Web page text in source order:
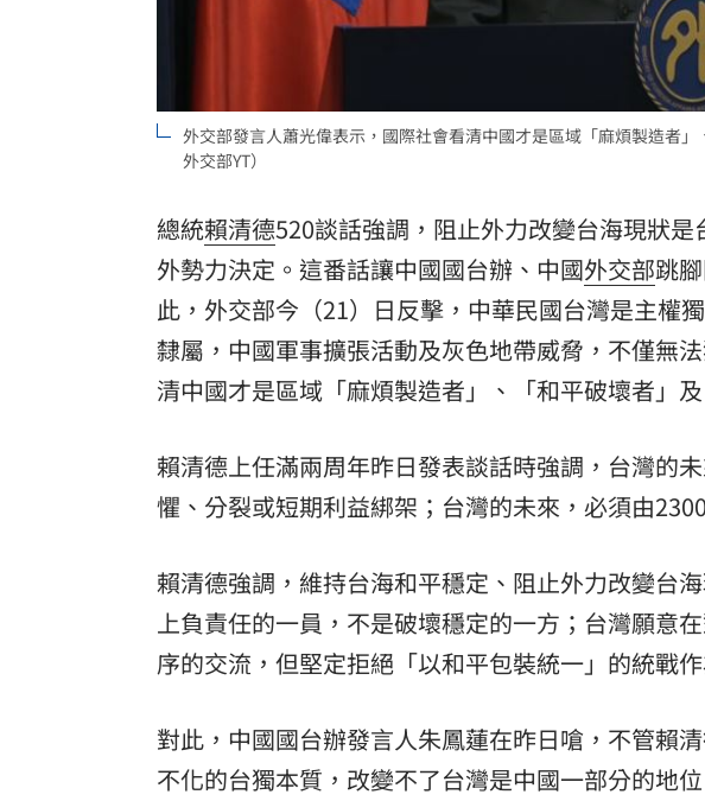
8國球員齊聚高雄 Formosa 7s掀足球熱潮
理想混蛋號召粉絲跨海追星吃美食！
外交部發言人蕭光偉表示，國際社會看清中國才是區域「麻煩製造者
外交部YT）
總統賴清德520談話強調，阻止外力改變台海現狀
外勢力決定。這番話讓中國國台辦、中國外交部跳
此，外交部今（21）日反擊，中華民國台灣是主權
隸屬，中國軍事擴張活動及灰色地帶威脅，不僅無
清中國才是區域「麻煩製造者」、「和平破壞者」
賴清德上任滿兩周年昨日發表談話時強調，台灣的
懼、分裂或短期利益綁架；台灣的未來，必須由
賴清德強調，維持台海和平穩定、阻止外力改變台
上負責任的一員，不是破壞穩定的一方；台灣願意
序的交流，但堅定拒絕「以和平包裝統一」的統戰作
對此，中國國台辦發言人朱鳳蓮在昨日嗆，不管賴
不化的台獨本質，改變不了台灣是中國一部分的地